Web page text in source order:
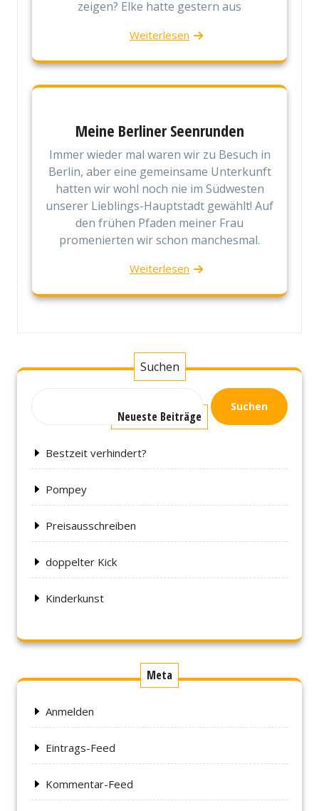
zeigen? Elke hatte gestern aus
Weiterlesen
Meine Berliner Seenrunden
Immer wieder mal waren wir zu Besuch in
Berlin, aber eine gemeinsame Unterkunft
hatten wir wohl noch nie im Südwesten
unserer Lieblings-Hauptstadt gewählt! Auf
den frühen Pfaden meiner Frau
promenierten wir schon manchesmal.
Weiterlesen
Suchen
Suchen
Neueste Beiträge
Bestzeit verhindert?
Pompey
Preisausschreiben
doppelter Kick
Kinderkunst
Meta
Anmelden
Eintrags-Feed
Kommentar-Feed